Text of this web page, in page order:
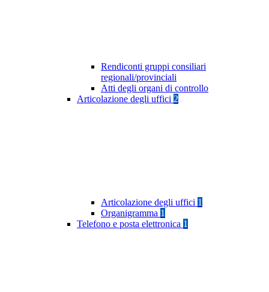
Rendiconti gruppi consiliari
regionali/provinciali
Atti degli organi di controllo
Articolazione degli uffici 2
Articolazione degli uffici 1
Organigramma 1
Telefono e posta elettronica 1